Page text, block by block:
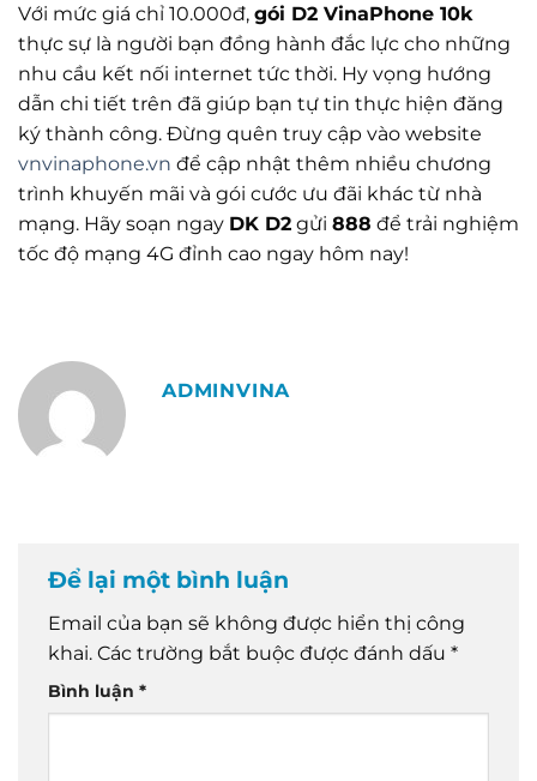
Với mức giá chỉ 10.000đ, gói D2 VinaPhone 10k
thực sự là người bạn đồng hành đắc lực cho những
nhu cầu kết nối internet tức thời. Hy vọng hướng
dẫn chi tiết trên đã giúp bạn tự tin thực hiện đăng
ký thành công. Đừng quên truy cập vào website
vnvinaphone.vn để cập nhật thêm nhiều chương
trình khuyến mãi và gói cước ưu đãi khác từ nhà
mạng. Hãy soạn ngay DK D2 gửi 888 để trải nghiệm
tốc độ mạng 4G đỉnh cao ngay hôm nay!
ADMINVINA
Để lại một bình luận
Email của bạn sẽ không được hiển thị công
khai. Các trường bắt buộc được đánh dấu *
Bình luận *